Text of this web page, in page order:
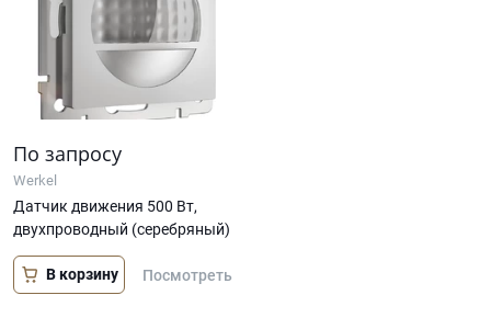
По запросу
Werkel
Датчик движения 500 Вт,
двухпроводный (серебряный)
В корзину Посмотреть